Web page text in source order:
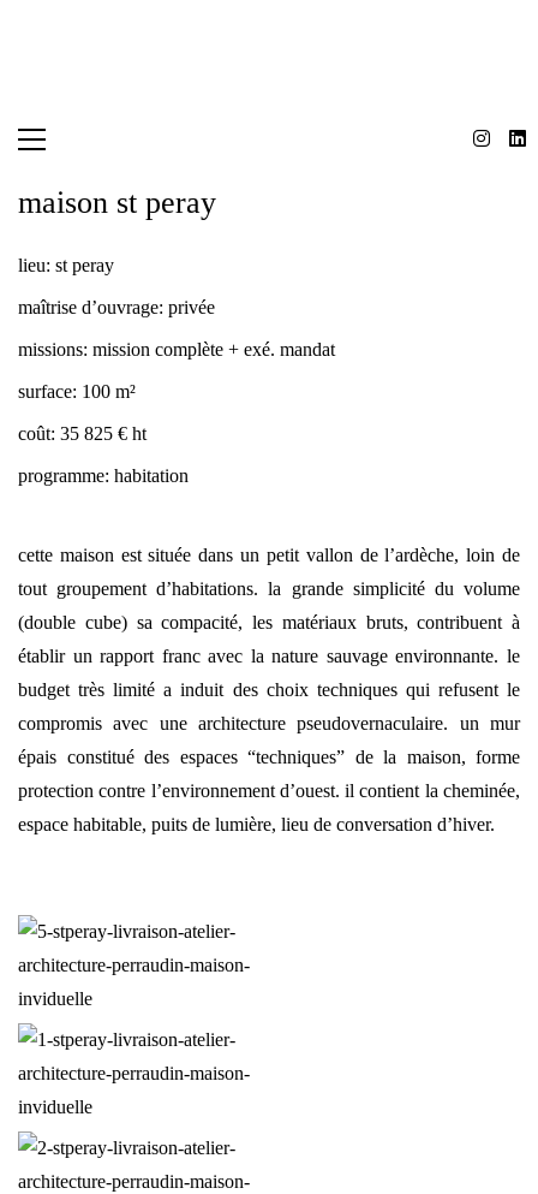
maison st peray
lieu: st peray
maîtrise d’ouvrage: privée
missions: mission complète + exé. mandat
surface: 100 m²
coût: 35 825 € ht
programme: habitation
cette maison est située dans un petit vallon de l’ardèche, loin de
tout groupement d’habitations. la grande simplicité du volume
(double cube) sa compacité, les matériaux bruts, contribuent à
établir un rapport franc avec la nature sauvage environnante. le
budget très limité a induit des choix techniques qui refusent le
compromis avec une architecture pseudovernaculaire. un mur
épais constitué des espaces “techniques” de la maison, forme
protection contre l’environnement d’ouest. il contient la cheminée,
espace habitable, puits de lumière, lieu de conversation d’hiver.